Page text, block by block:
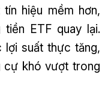
hiệu mềm hơn,
ETF quay lại.
lợi suất thực tăng,
cự khó vượt trong